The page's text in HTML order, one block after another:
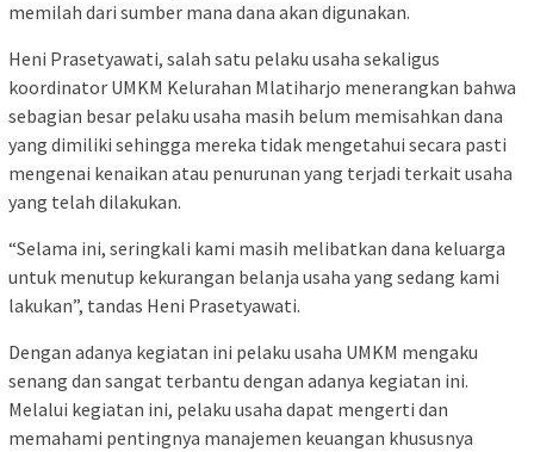
memilah dari sumber mana dana akan digunakan.
Heni Prasetyawati, salah satu pelaku usaha sekaligus
koordinator UMKM Kelurahan Mlatiharjo menerangkan bahwa
sebagian besar pelaku usaha masih belum memisahkan dana
yang dimiliki sehingga mereka tidak mengetahui secara pasti
mengenai kenaikan atau penurunan yang terjadi terkait usaha
yang telah dilakukan.
“Selama ini, seringkali kami masih melibatkan dana keluarga
untuk menutup kekurangan belanja usaha yang sedang kami
lakukan”, tandas Heni Prasetyawati.
Dengan adanya kegiatan ini pelaku usaha UMKM mengaku
senang dan sangat terbantu dengan adanya kegiatan ini.
Melalui kegiatan ini, pelaku usaha dapat mengerti dan
memahami pentingnya manajemen keuangan khususnya